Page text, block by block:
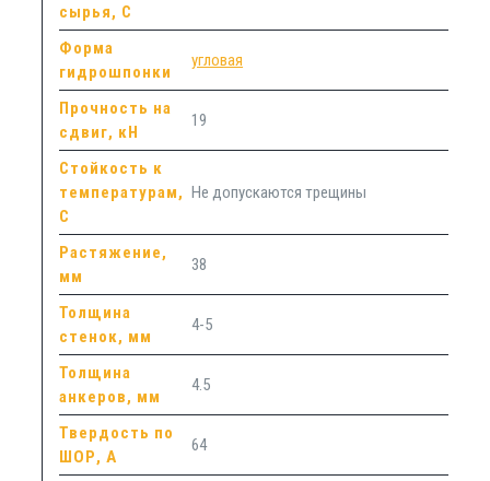
сырья, С
Форма
гидрошпонки
угловая
Прочность на
сдвиг, кН
19
Стойкость к
температурам,
С
Не допускаются трещины
Растяжение,
мм
38
Толщина
стенок, мм
4-5
Толщина
анкеров, мм
4.5
Твердость по
ШОР, А
64